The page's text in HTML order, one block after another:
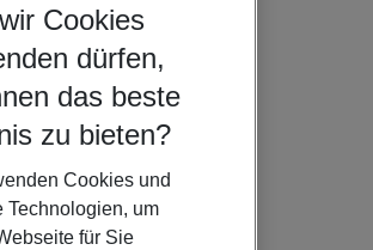
Cookies
dürfen,
das beste
zu bieten?
Cookies und
Technologien, um
für Sie